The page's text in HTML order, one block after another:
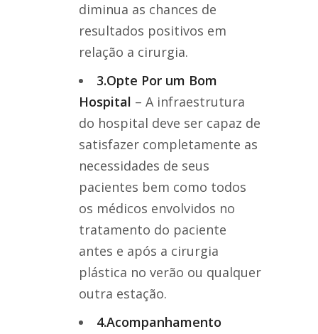
diminua as chances de
resultados positivos em
relação a cirurgia.
3.Opte Por um Bom
Hospital – A infraestrutura
do hospital deve ser capaz de
satisfazer completamente as
necessidades de seus
pacientes bem como todos
os médicos envolvidos no
tratamento do paciente
antes e após a cirurgia
plástica no verão ou qualquer
outra estação.
4.Acompanhamento